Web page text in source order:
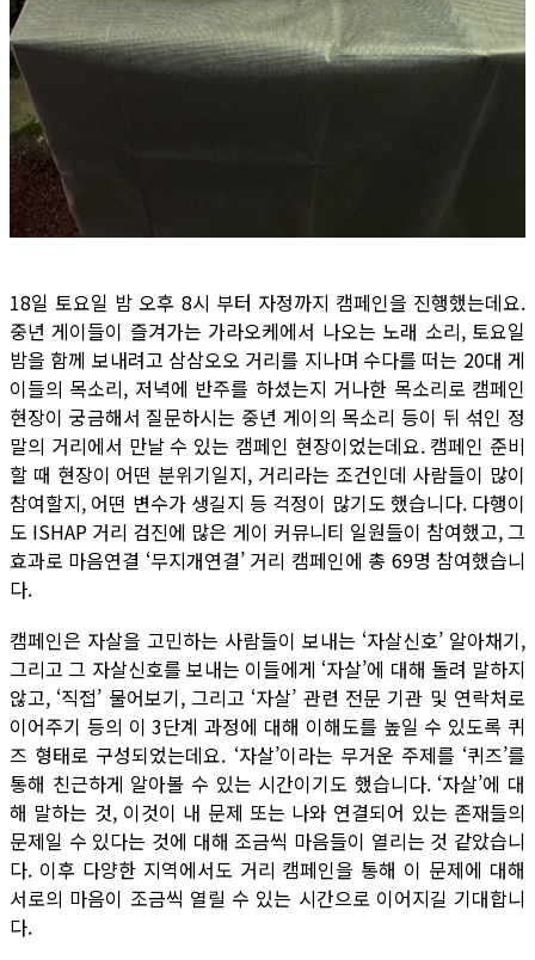
18일 토요일 밤 오후 8시 부터 자정까지 캠페인을 진행했는데요.
중년 게이들이 즐겨가는 가라오케에서 나오는 노래 소리, 토요일
밤을 함께 보내려고 삼삼오오 거리를 지나며 수다를 떠는 20대 게
이들의 목소리, 저녁에 반주를 하셨는지 거나한 목소리로 캠페인
현장이 궁금해서 질문하시는 중년 게이의 목소리 등이 뒤 섞인 정
말의 거리에서 만날 수 있는 캠페인 현장이었는데요. 캠페인 준비
할 때 현장이 어떤 분위기일지, 거리라는 조건인데 사람들이 많이
참여할지, 어떤 변수가 생길지 등 걱정이 많기도 했습니다. 다행이
도 ISHAP 거리 검진에 많은 게이 커뮤니티 일원들이 참여했고, 그
효과로 마음연결 ‘무지개연결’ 거리 캠페인에 총 69명 참여했습니
다.
캠페인은 자살을 고민하는 사람들이 보내는 ‘자살신호’ 알아채기,
그리고 그 자살신호를 보내는 이들에게 ‘자살’에 대해 돌려 말하지
않고, ‘직접’ 물어보기, 그리고 ‘자살’ 관련 전문 기관 및 연락처로
이어주기 등의 이 3단계 과정에 대해 이해도를 높일 수 있도록 퀴
즈 형태로 구성되었는데요. ‘자살’이라는 무거운 주제를 ‘퀴즈’를
통해 친근하게 알아볼 수 있는 시간이기도 했습니다. ‘자살’에 대
해 말하는 것, 이것이 내 문제 또는 나와 연결되어 있는 존재들의
문제일 수 있다는 것에 대해 조금씩 마음들이 열리는 것 같았습니
다. 이후 다양한 지역에서도 거리 캠페인을 통해 이 문제에 대해
서로의 마음이 조금씩 열릴 수 있는 시간으로 이어지길 기대합니
다.